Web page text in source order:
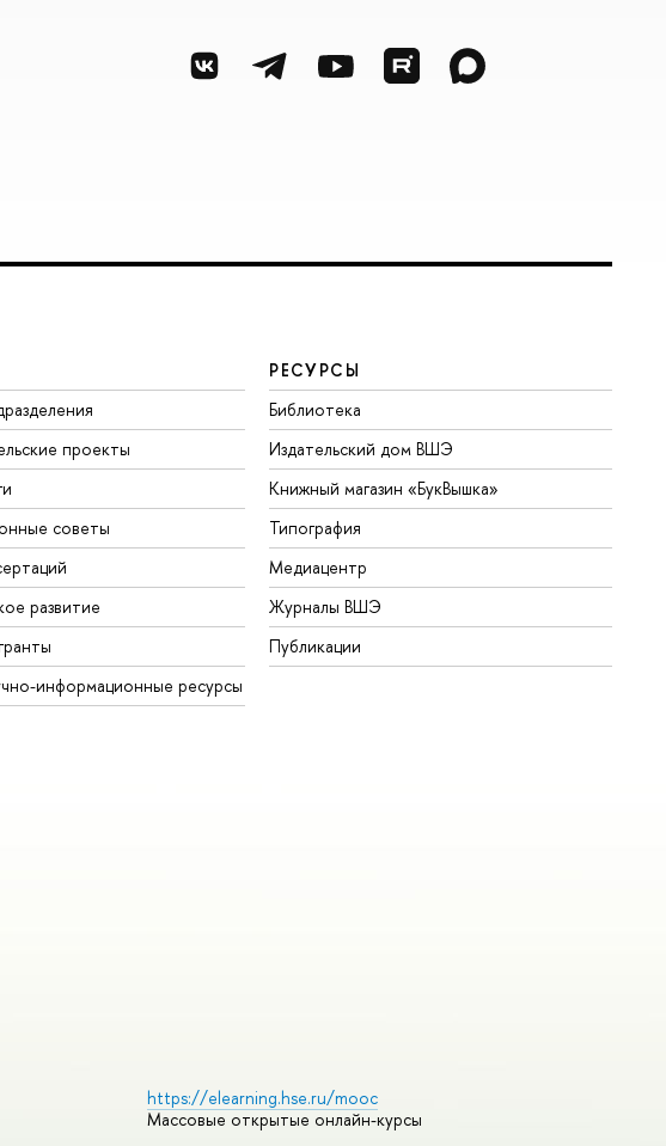
проекты
советы
развитие
информационные ресурсы
РЕСУРСЫ
Библиотека
Издательский дом ВШЭ
Книжный магазин «БукВышка»
Типография
Медиацентр
Журналы ВШЭ
Публикации
https://elearning.hse.ru/mooc
Массовые открытые онлайн-курсы